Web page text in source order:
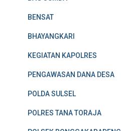
BENSAT
BHAYANGKARI
KEGIATAN KAPOLRES
PENGAWASAN DANA DESA
POLDA SULSEL
POLRES TANA TORAJA